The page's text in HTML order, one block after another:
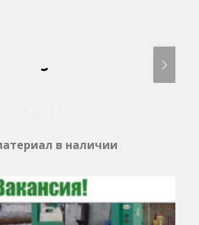
в наличии